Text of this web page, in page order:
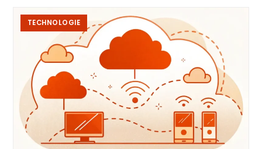
TECHNOLOGIE